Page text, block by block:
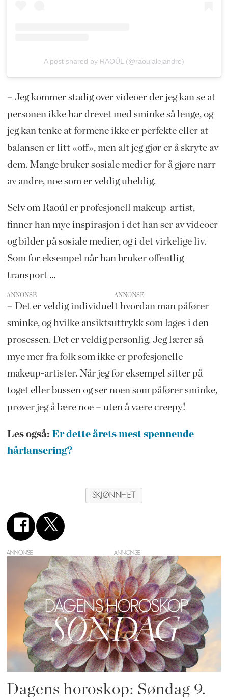
A post shared by RAOÚL (@raoulalejandre)
– Jeg kommer stadig over videoer der jeg kan se at
personen ikke har drevet med sminke så lenge, og
jeg kan tenke at formene ikke er perfekte eller at
balansen er litt «off», men alt jeg gjør er å skryte av
dem. Mange bruker sosiale medier for å gjøre narr
av andre, noe som er veldig uheldig.
Selv om Raoúl er profesjonell makeup-artist,
finner han mye inspirasjon i det han ser av videoer
og bilder på sosiale medier, og i det virkelige liv.
Som for eksempel når han bruker offentlig
transport ...
ANNONSE
– Det er veldig individuelt hvordan man påfører
sminke, og hvilke ansiktsuttrykk som lages i den
prosessen. Det er veldig personlig. Jeg lærer så
mye mer fra folk som ikke er profesjonelle
makeup-artister. Når jeg for eksempel sitter på
toget eller bussen og ser noen som påfører sminke,
prøver jeg å lære noe – uten å være creepy!
Les også: Er dette årets mest spennende
hårlansering?
SKJØNNHET
ANNONSE
Dagens horoskop: Søndag 9.